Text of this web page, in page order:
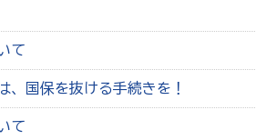
て
、国保を抜ける手続きを！
て